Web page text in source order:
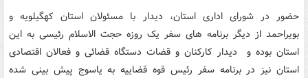
حضور در شورای اداری استان، دیدار با مسئولان استان کهگیلویه و
بویراحمد از دیگر برنامه های سفر یک روزه حجت الاسلام رئیسی به این
استان بوده و دیدار کارکنان و قضات دستگاه قضائی و فعالان اقتصادی
استان نیز در برنامه سفر رئیس قوه قضاییه به یاسوج پیش بینی شده